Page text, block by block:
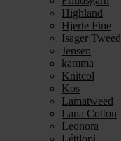
Highland
Hjerte Fine
Isager Tweed
Jensen
kamma
Knitcol
Kos
Lamatweed
Lana Cotton
Leonora
Léttlopi